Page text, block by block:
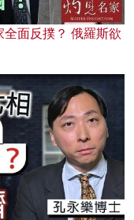
面反撲？ 俄羅斯欲